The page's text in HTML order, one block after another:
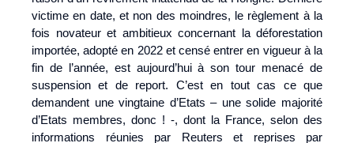
victime en date, et non des moindres, le règlement à la
fois novateur et ambitieux concernant la déforestation
importée, adopté en 2022 et censé entrer en vigueur à la
fin de l’année, est aujourd’hui à son tour menacé de
suspension et de report. C’est en tout cas ce que
demandent une vingtaine d’Etats – une solide majorité
d’Etats membres, donc ! -, dont la France, selon des
informations réunies par Reuters et reprises par